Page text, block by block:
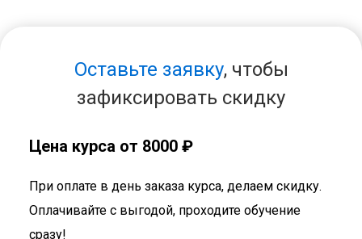
Оставьте заявку, чтобы
зафиксировать скидку
Цена курса от 8000 ₽
При оплате в день заказа курса, делаем скидку.
Оплачивайте с выгодой, проходите обучение
сразу!